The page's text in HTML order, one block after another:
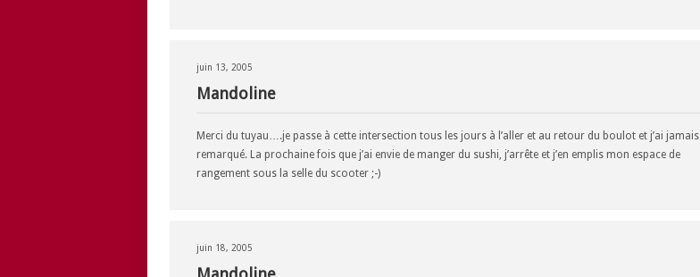
juin 13, 2005
Mandoline
Merci du tuyau….je passe à cette intersection tous les jours à l’aller et au retour du boulot et j’ai jamais
remarqué. La prochaine fois que j’ai envie de manger du sushi, j’arrête et j’en emplis mon espace de
rangement sous la selle du scooter ;-)
juin 18, 2005